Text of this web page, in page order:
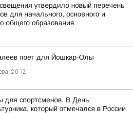
утвердило новый перечень
для начального, основного и
общего образования
поет для Йошкар-Олы
20:12
для спортсменов. В День
который отмечался в России